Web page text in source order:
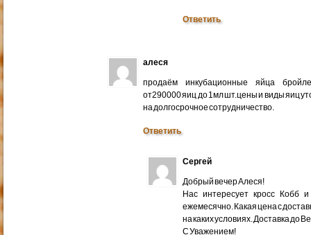
Ответить
алеся
продаём инкубационные яйца
от290000 яиц до 1мл шт.цены и виды яиц
на долгосрочное сотрудничество.
Ответить
Сергей
Добрый вечер Алеся!
Нас интересует кросс Кобб
ежемесячно. Какая цена с
на каких условиях. Доставка до
С Уважением!